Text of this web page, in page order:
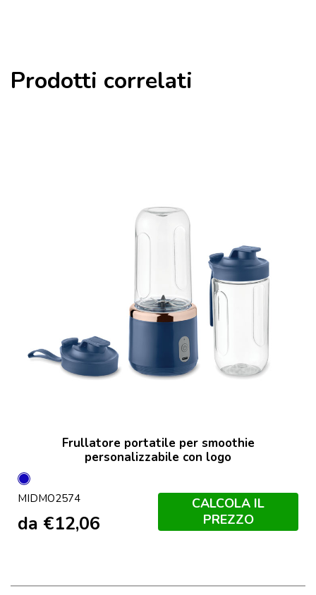
Prodotti correlati
Frullatore portatile per smoothie
personalizzabile con logo
Blu
MIDMO2574
da €12,06
CALCOLA IL
PREZZO